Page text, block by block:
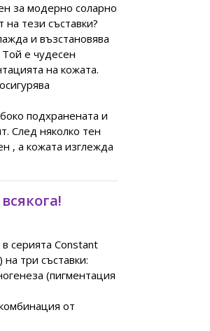
за модерно соларно
тези съставки?
и възстановява
Той е чудесен
на кожата.
подхранената и
След няколко тен
, а кожата изглежда
серията Constant
три съставки:
(пигментация
от